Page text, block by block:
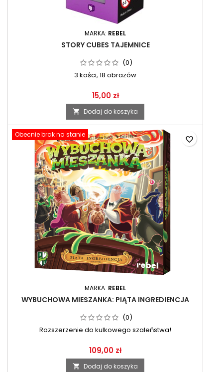
MARKA: REBEL
STORY CUBES TAJEMNICE
(0)
3 kości, 18 obrazów
15,00 zł
 Dodaj do koszyka
Obecnie brak na stanie
MARKA: REBEL
WYBUCHOWA MIESZANKA: PIĄTA INGREDIENCJA
(0)
Rozszerzenie do kulkowego szaleństwa!
109,00 zł
 Dodaj do koszyka
favorite_border